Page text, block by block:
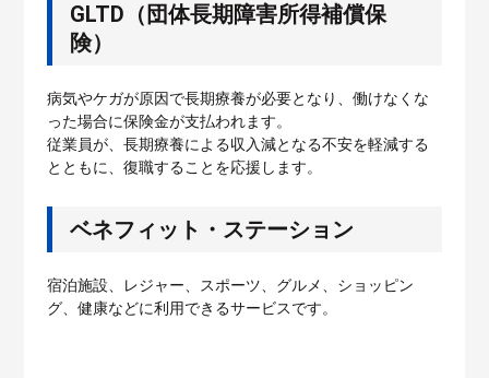
GLTD（団体長期障害所得補償保
険）
病気やケガが原因で長期療養が必要となり、働けなくな
った場合に保険金が支払われます。
従業員が、長期療養による収入減となる不安を軽減する
とともに、復職することを応援します。
ベネフィット・ステーション
宿泊施設、レジャー、スポーツ、グルメ、ショッピン
グ、健康などに利用できるサービスです。